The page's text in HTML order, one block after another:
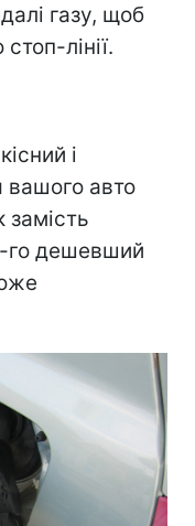
газу, щоб
лінії.
і
авто
го дешевший